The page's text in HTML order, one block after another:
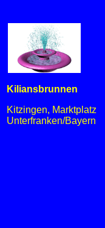
Kiliansbrunnen
Kitzingen, Marktplatz
Unterfranken/Bayern